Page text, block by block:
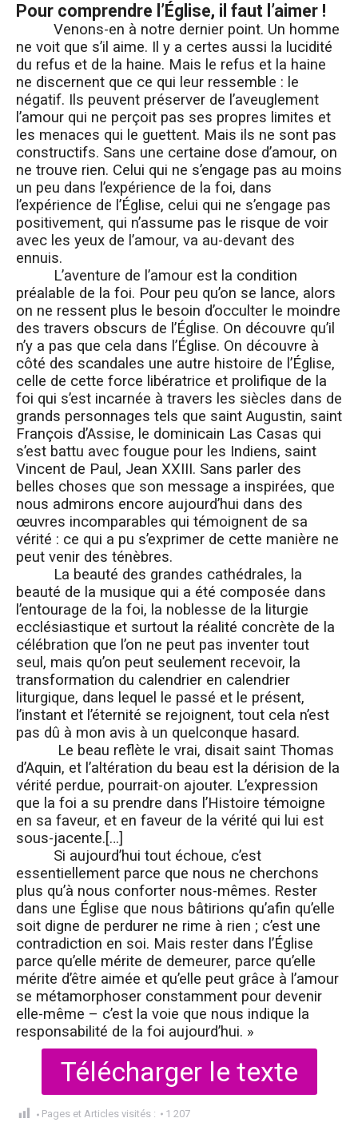
Pour comprendre l’Église, il faut l’aimer !
Venons-en à notre dernier point. Un homme
ne voit que s’il aime. Il y a certes aussi la lucidité
du refus et de la haine. Mais le refus et la haine
ne discernent que ce qui leur ressemble : le
négatif. Ils peuvent préserver de l’aveuglement
l’amour qui ne perçoit pas ses propres limites et
les menaces qui le guettent. Mais ils ne sont pas
constructifs. Sans une certaine dose d’amour, on
ne trouve rien. Celui qui ne s’engage pas au moins
un peu dans l’expérience de la foi, dans
l’expérience de l’Église, celui qui ne s’engage pas
positivement, qui n’assume pas le risque de voir
avec les yeux de l’amour, va au-devant des
ennuis.
L’aventure de l’amour est la condition
préalable de la foi. Pour peu qu’on se lance, alors
on ne ressent plus le besoin d’occulter le moindre
des travers obscurs de l’Église. On découvre qu’il
n’y a pas que cela dans l’Église. On découvre à
côté des scandales une autre histoire de l’Église,
celle de cette force libératrice et prolifique de la
foi qui s’est incarnée à travers les siècles dans de
grands personnages tels que saint Augustin, saint
François d’Assise, le dominicain Las Casas qui
s’est battu avec fougue pour les Indiens, saint
Vincent de Paul, Jean XXIII. Sans parler des
belles choses que son message a inspirées, que
nous admirons encore aujourd’hui dans des
œuvres incomparables qui témoignent de sa
vérité : ce qui a pu s’exprimer de cette manière ne
peut venir des ténèbres.
La beauté des grandes cathédrales, la
beauté de la musique qui a été composée dans
l’entourage de la foi, la noblesse de la liturgie
ecclésiastique et surtout la réalité concrète de la
célébration que l’on ne peut pas inventer tout
seul, mais qu’on peut seulement recevoir, la
transformation du calendrier en calendrier
liturgique, dans lequel le passé et le présent,
l’instant et l’éternité se rejoignent, tout cela n’est
pas dû à mon avis à un quelconque hasard.
Le beau reflète le vrai, disait saint Thomas
d’Aquin, et l’altération du beau est la dérision de la
vérité perdue, pourrait-on ajouter. L’expression
que la foi a su prendre dans l’Histoire témoigne
en sa faveur, et en faveur de la vérité qui lui est
sous-jacente.[…]
Si aujourd’hui tout échoue, c’est
essentiellement parce que nous ne cherchons
plus qu’à nous conforter nous-mêmes. Rester
dans une Église que nous bâtirions qu’afin qu’elle
soit digne de perdurer ne rime à rien ; c’est une
contradiction en soi. Mais rester dans l’Église
parce qu’elle mérite de demeurer, parce qu’elle
mérite d’être aimée et qu’elle peut grâce à l’amour
se métamorphoser constamment pour devenir
elle-même – c’est la voie que nous indique la
responsabilité de la foi aujourd’hui. »
Télécharger le texte
Pages et Articles visités : 1 207